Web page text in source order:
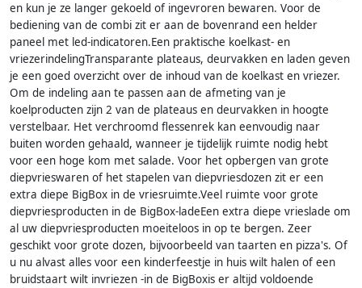
en kun je ze langer gekoeld of ingevroren bewaren. Voor de
bediening van de combi zit er aan de bovenrand een helder
paneel met led-indicatoren.Een praktische koelkast- en
vriezerindelingTransparante plateaus, deurvakken en laden geven
je een goed overzicht over de inhoud van de koelkast en vriezer.
Om de indeling aan te passen aan de afmeting van je
koelproducten zijn 2 van de plateaus en deurvakken in hoogte
verstelbaar. Het verchroomd flessenrek kan eenvoudig naar
buiten worden gehaald, wanneer je tijdelijk ruimte nodig hebt
voor een hoge kom met salade. Voor het opbergen van grote
diepvrieswaren of het stapelen van diepvriesdozen zit er een
extra diepe BigBox in de vriesruimte.Veel ruimte voor grote
diepvriesproducten in de BigBox-ladeEen extra diepe vrieslade om
al uw diepvriesproducten moeiteloos in op te bergen. Zeer
geschikt voor grote dozen, bijvoorbeeld van taarten en pizza's. Of
u nu alvast alles voor een kinderfeestje in huis wilt halen of een
bruidstaart wilt invriezen -in de BigBoxis er altijd voldoende